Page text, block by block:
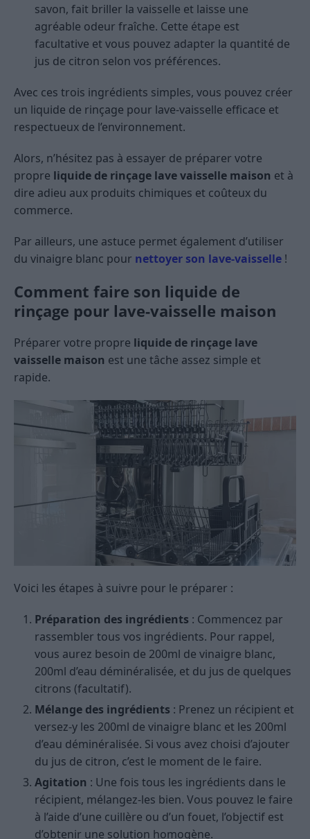
savon, fait briller la vaisselle et laisse une
agréable odeur fraîche. Cette étape est
facultative et vous pouvez adapter la quantité de
jus de citron selon vos préférences.
Avec ces trois ingrédients simples, vous pouvez créer
un liquide de rinçage pour lave-vaisselle efficace et
respectueux de l’environnement.
Alors, n’hésitez pas à essayer de préparer votre
propre liquide de rinçage lave vaisselle maison et à
dire adieu aux produits chimiques et coûteux du
commerce.
Par ailleurs, une astuce permet également d’utiliser
du vinaigre blanc pour nettoyer son lave-vaisselle !
Comment faire son liquide de
rinçage pour lave-vaisselle maison
Préparer votre propre liquide de rinçage lave
vaisselle maison est une tâche assez simple et
rapide.
Voici les étapes à suivre pour le préparer :
Préparation des ingrédients : Commencez par
rassembler tous vos ingrédients. Pour rappel,
vous aurez besoin de 200ml de vinaigre blanc,
200ml d’eau déminéralisée, et du jus de quelques
citrons (facultatif).
Mélange des ingrédients : Prenez un récipient et
versez-y les 200ml de vinaigre blanc et les 200ml
d’eau déminéralisée. Si vous avez choisi d’ajouter
du jus de citron, c’est le moment de le faire.
Agitation : Une fois tous les ingrédients dans le
récipient, mélangez-les bien. Vous pouvez le faire
à l’aide d’une cuillère ou d’un fouet, l’objectif est
d’obtenir une solution homogène.